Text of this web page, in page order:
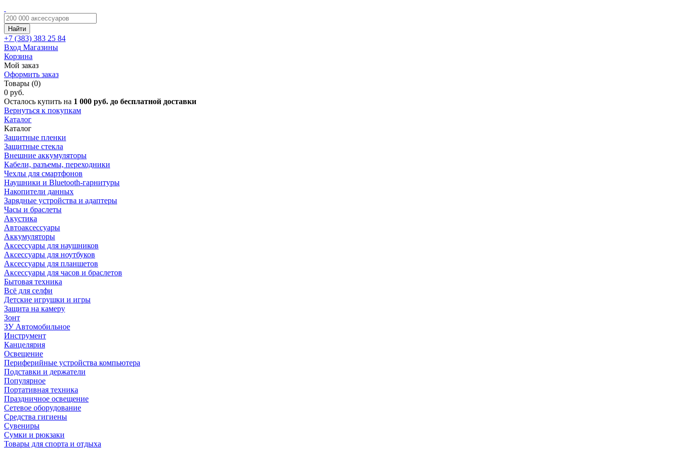
Найти
+7 (383) 383 25 84
Вход Магазины
Корзина
Мой заказ
Оформить заказ
Товары (0)
0 руб.
Осталось купить на 1 000 руб. до бесплатной доставки
Вернуться к покупкам
Каталог
Каталог
Защитные пленки
Защитные стекла
Внешние аккумуляторы
Кабели, разъемы, переходники
Чехлы для смартфонов
Наушники и Bluetooth-гарнитуры
Накопители данных
Зарядные устройства и адаптеры
Часы и браслеты
Акустика
Автоаксессуары
Аккумуляторы
Аксессуары для наушников
Аксессуары для ноутбуков
Аксессуары для планшетов
Аксессуары для часов и браслетов
Бытовая техника
Всё для селфи
Детские игрушки и игры
Защита на камеру
Зонт
ЗУ Автомобильное
Инструмент
Канцелярия
Освещение
Периферийные устройства компьютера
Подставки и держатели
Популярное
Портативная техника
Праздничное освещение
Сетевое оборудование
Средства гигиены
Сувениры
Сумки и рюкзаки
Товары для спорта и отдыха